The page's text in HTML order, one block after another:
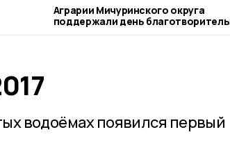
Аграрии Мичуринского округа
поддержали день благотворительного
труда
водоёмах появился первый